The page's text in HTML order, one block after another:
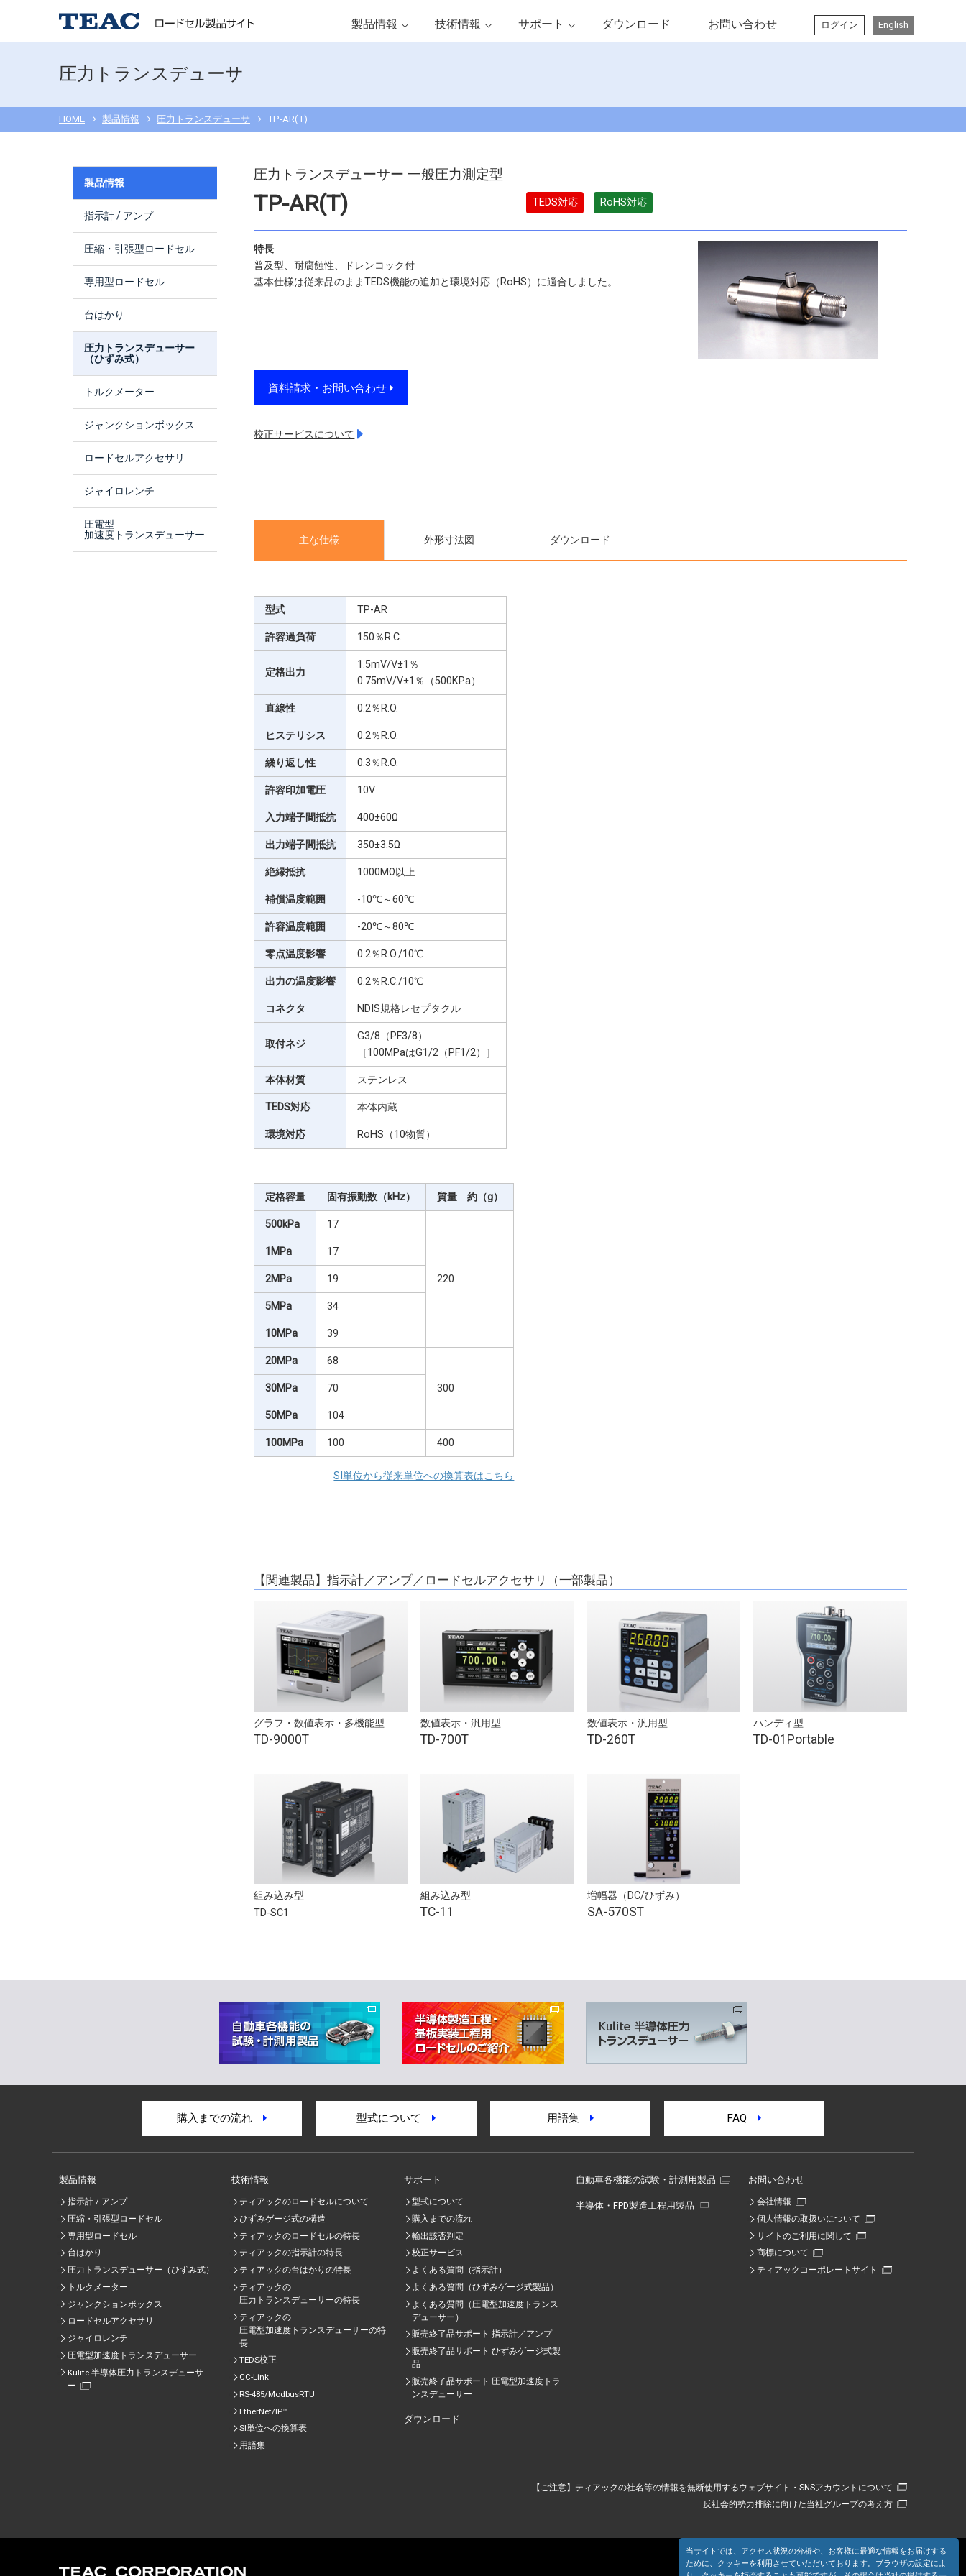
製品情報 技術情報 サポート ダウンロード お問い合わせ ログイン English
圧力トランスデューサ
HOME 製品情報 圧力トランスデューサ TP-AR(T)
圧力トランスデューサー 一般圧力測定型
TP-AR(T) TEDS対応 RoHS対応
特長
普及型、耐腐蝕性、ドレンコック付
基本仕様は従来品のままTEDS機能の追加と環境対応（RoHS）に適合しました。
資料請求・お問い合わせ
校正サービスについて
主な仕様 外形寸法図 ダウンロード
型式 TP-AR
許容過負荷 150％R.C.
定格出力
1.5mV/V±1％
0.75mV/V±1％（500KPa）
直線性 0.2％R.O.
ヒステリシス 0.2％R.O.
繰り返し性 0.3％R.O.
許容印加電圧 10V
入力端子間抵抗 400±60Ω
出力端子間抵抗 350±3.5Ω
絶縁抵抗 1000MΩ以上
補償温度範囲 -10℃～60℃
許容温度範囲 -20℃～80℃
零点温度影響 0.2％R.O./10℃
出力の温度影響 0.2％R.C./10℃
コネクタ NDIS規格レセプタクル
取付ネジ
G3/8（PF3/8）
［100MPaはG1/2（PF1/2）］
本体材質 ステンレス
TEDS対応 本体内蔵
環境対応 RoHS（10物質）
SI単位から従来単位への換算表はこちら
定格容量 固有振動数（kHz） 質量 約（g）
500kPa 17
220
1MPa 17
2MPa 19
5MPa 34
10MPa 39
20MPa 68
300
30MPa 70
50MPa 104
100MPa 100 400
【関連製品】指示計／アンプ／ロードセルアクセサリ（一部製品）
グラフ・数値表示・多機能型
TD-9000T
数値表示・汎用型
TD-700T
数値表示・汎用型
TD-260T
ハンディ型
TD-01Portable
組み込み型
TD-SC1
組み込み型
TC-11
増幅器（DC/ひずみ）
SA-570ST
製品情報
指示計 / アンプ
圧縮・引張型ロードセル
専用型ロードセル
台はかり
圧力トランスデューサー
（ひずみ式）
トルクメーター
ジャンクションボックス
ロードセルアクセサリ
ジャイロレンチ
圧電型
加速度トランスデューサー
購入までの流れ 型式について 用語集 FAQ
製品情報
指示計 / アンプ
圧縮・引張型ロードセル
専用型ロードセル
台はかり
圧力トランスデューサー（ひずみ式）
トルクメーター
ジャンクションボックス
ロードセルアクセサリ
ジャイロレンチ
圧電型加速度トランスデューサー
Kulite 半導体圧力トランスデューサ
ー
技術情報
ティアックのロードセルについて
ひずみゲージ式の構造
ティアックのロードセルの特長
ティアックの指示計の特長
ティアックの台はかりの特長
ティアックの
圧力トランスデューサーの特長
ティアックの
圧電型加速度トランスデューサーの特
⾧
TEDS校正
CC-Link
RS-485/ModbusRTU
EtherNet/IP™
SI単位への換算表
用語集
サポート
型式について
購入までの流れ
輸出該否判定
校正サービス
よくある質問（指示計）
よくある質問（ひずみゲージ式製品）
よくある質問（圧電型加速度トランス
デューサー）
販売終了品サポート 指示計／アンプ
販売終了品サポート ひずみゲージ式製
品
販売終了品サポート 圧電型加速度トラ
ンスデューサー
ダウンロード
自動車各機能の試験・計測用製品
半導体・FPD製造工程用製品
お問い合わせ
会社情報
個人情報の取扱いについて
サイトのご利用に関して
商標について
ティアックコーポレートサイト
【ご注意】ティアックの社名等の情報を無断使用するウェブサイト・SNSアカウントについて
反社会的勢力排除に向けた当社グループの考え方
当サイトでは、アクセス状況の分析や、お客様に最適な情報をお届けする
ために、クッキーを利用させていただいております。ブラウザの設定によ